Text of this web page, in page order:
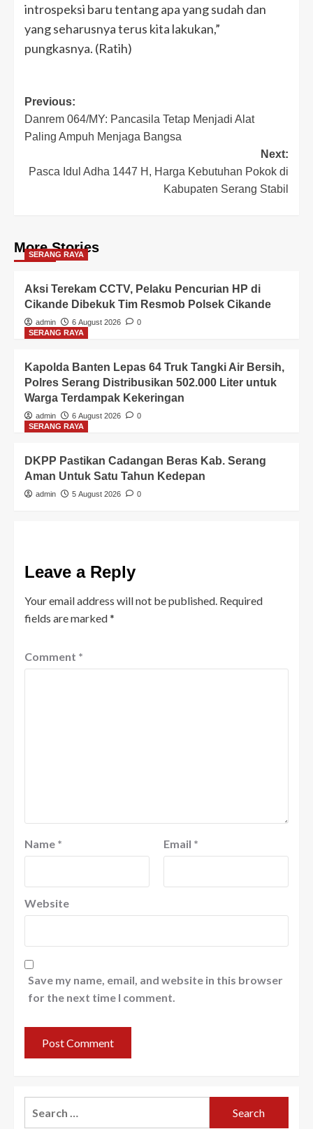
introspeksi baru tentang apa yang sudah dan
yang seharusnya terus kita lakukan,”
pungkasnya. (Ratih)
Post
navigation
Previous:
Danrem 064/MY: Pancasila Tetap Menjadi Alat
Paling Ampuh Menjaga Bangsa
Next:
Pasca Idul Adha 1447 H, Harga Kebutuhan Pokok di
Kabupaten Serang Stabil
More Stories
SERANG RAYA
Aksi Terekam CCTV, Pelaku Pencurian HP di
Cikande Dibekuk Tim Resmob Polsek Cikande
admin 6 August 2026
0
SERANG RAYA
Kapolda Banten Lepas 64 Truk Tangki Air Bersih,
Polres Serang Distribusikan 502.000 Liter untuk
Warga Terdampak Kekeringan
admin 6 August 2026
0
SERANG RAYA
DKPP Pastikan Cadangan Beras Kab. Serang
Aman Untuk Satu Tahun Kedepan
admin 5 August 2026 0
Leave a Reply
Your email address will not be published. Required
fields are marked*
Comment *
Name * Email *
Website
Save my name, email, and website in this browser
for the next time I comment.